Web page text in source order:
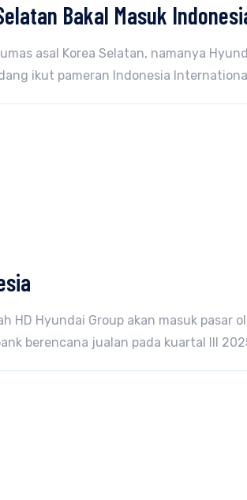
Bakal Masuk
asal Korea Selatan, namanya
ikut pameran Indonesia
HD Hyundai Group akan masuk
berencana jualan pada kuartal III